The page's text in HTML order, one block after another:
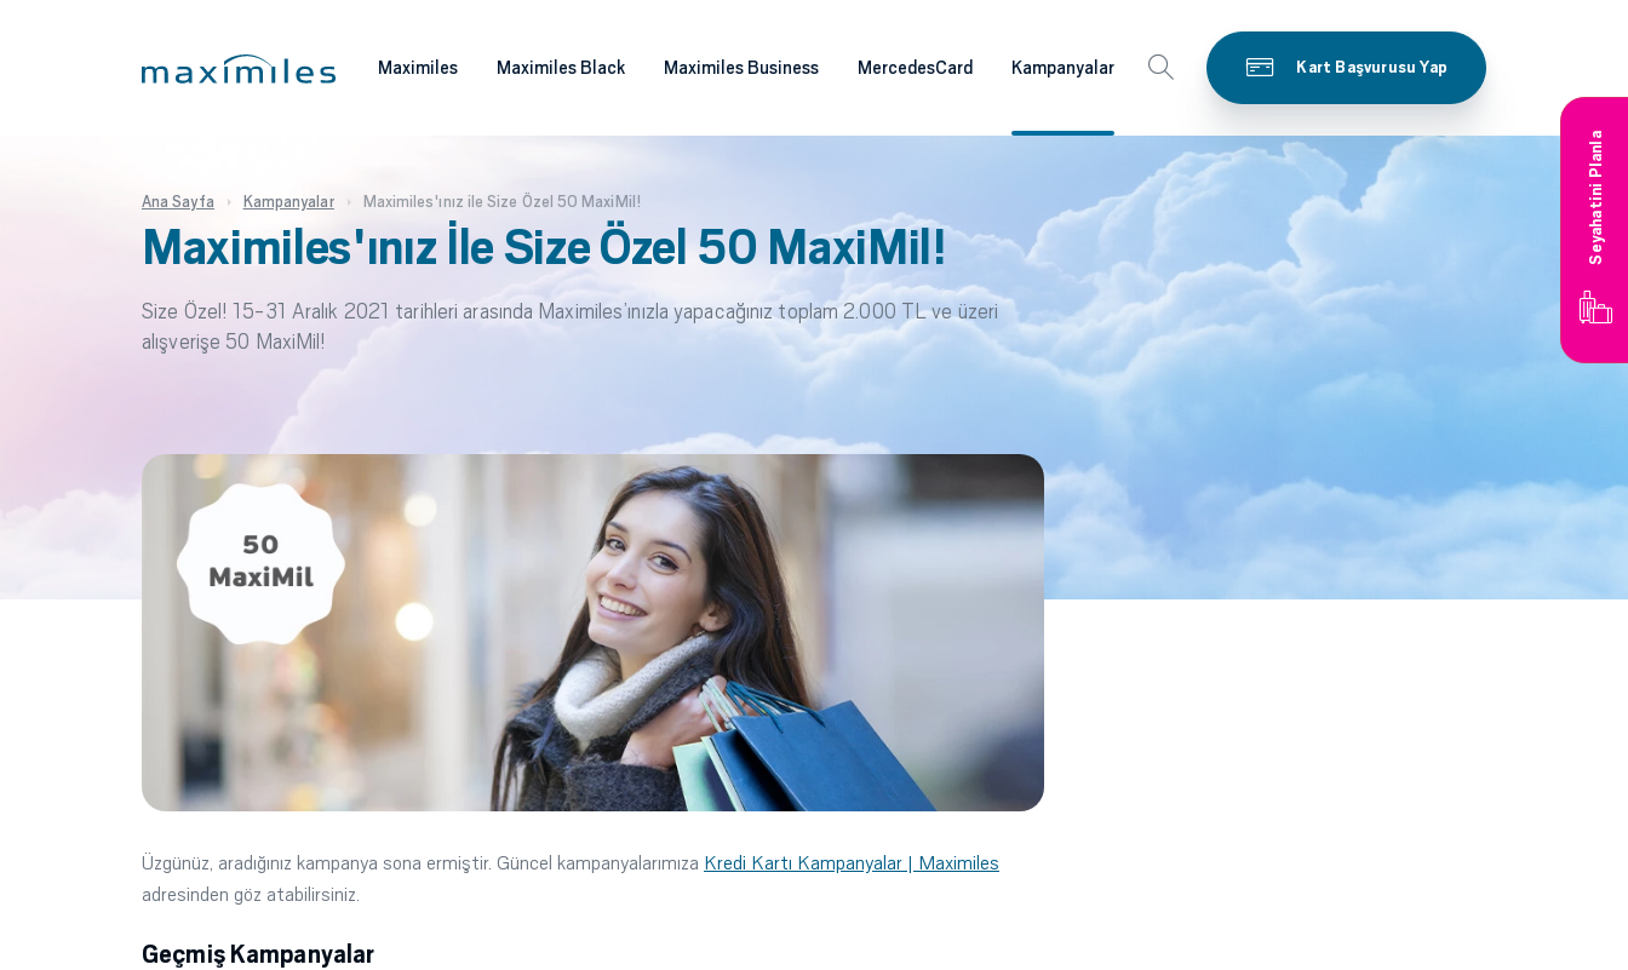
Maximiles Maximiles Black Maximiles Business MercedesCard Kampanyalar Kart Başvurusu Yap
Seyahatini Planla
Ana Sayfa Kampanyalar Maximiles'ınız ile Size Özel 50 MaxiMil!
Maximiles'ınız İle Size Özel 50 MaxiMil!
Size Özel! 15-31 Aralık 2021 tarihleri arasında Maximiles’ınızla yapacağınız toplam 2.000 TL ve üzeri
alışverişe 50 MaxiMil!
Üzgünüz, aradığınız kampanya sona ermiştir. Güncel kampanyalarımıza Kredi Kartı Kampanyalar | Maximiles
adresinden göz atabilirsiniz.
Geçmiş Kampanyalar